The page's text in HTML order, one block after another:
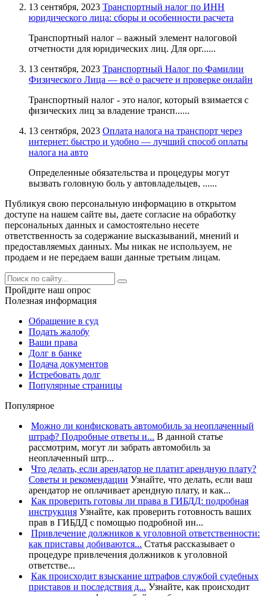
13 сентября, 2023 Транспортный налог по ИНН
юридического лица: сборы и особенности расчета
Транспортный налог – важный элемент налоговой
отчетности для юридических лиц. Для орг......
13 сентября, 2023 Транспортный Налог по Фамилии
Физического Лица — всё о расчете и проверке онлайн
Транспортный налог - это налог, который взимается с
физических лиц за владение трансп......
13 сентября, 2023 Оплата налога на транспорт через
интернет: быстро и удобно — лучший способ оплаты
налога на авто
Определенные обязательства и процедуры могут
вызвать головную боль у автовладельцев, ......
Публикуя свою персональную информацию в открытом
доступе на нашем сайте вы, даете согласие на обработку
персональных данных и самостоятельно несете
ответственность за содержание высказываний, мнений и
предоставляемых данных. Мы никак не используем, не
продаем и не передаем ваши данные третьим лицам.
Пройдите наш опрос
Полезная информация
Обращение в суд
Подать жалобу
Ваши права
Долг в банке
Подача документов
Истребовать долг
Популярные страницы
Популярное
Можно ли конфисковать автомобиль за неоплаченный
штраф? Подробные ответы и... В данной статье
рассмотрим, могут ли забрать автомобиль за
неоплаченный штр...
Что делать, если арендатор не платит арендную плату?
Советы и рекомендации Узнайте, что делать, если ваш
арендатор не оплачивает арендную плату, и как...
Как проверить готовы ли права в ГИБДД: подробная
инструкция Узнайте, как проверить готовность ваших
прав в ГИБДД с помощью подробной ин...
Привлечение должников к уголовной ответственности:
как приставы добиваются... Статья рассказывает о
процедуре привлечения должников к уголовной
ответстве...
Как происходит взыскание штрафов службой судебных
приставов и последствия д... Узнайте, как происходит